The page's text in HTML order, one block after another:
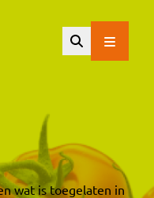
wat is toegelaten in